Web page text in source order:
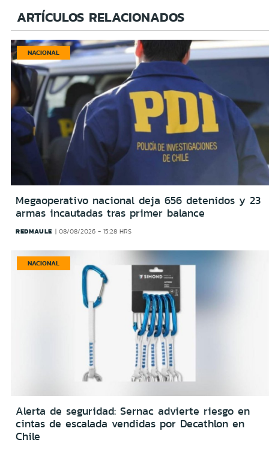
ARTÍCULOS RELACIONADOS
NACIONAL
Megaoperativo nacional deja 656 detenidos y 23
armas incautadas tras primer balance
REDMAULE 08/08/2026 - 15:28 HRS
NACIONAL
Alerta de seguridad: Sernac advierte riesgo en
cintas de escalada vendidas por Decathlon en
Chile